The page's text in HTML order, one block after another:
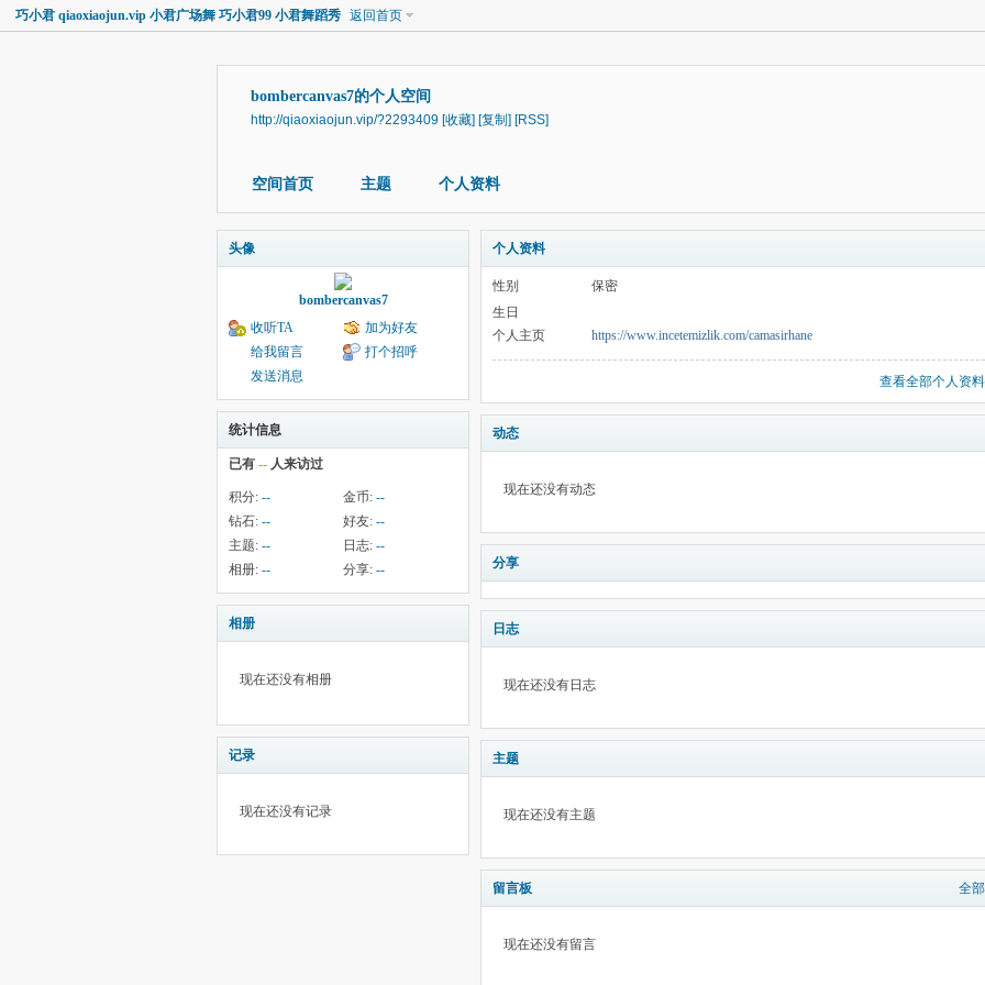
巧小君 qiaoxiaojun.vip 小君广场舞 巧小君99 小君舞蹈秀 返回首页
bombercanvas7的个人空间
http://qiaoxiaojun.vip/?2293409 [收藏] [复制] [RSS]
空间首页 主题 个人资料
头像
bombercanvas7
收听TA
加为好友
给我留言
打个招呼
发送消息
统计信息
已有 -- 人来访过
积分: -- 金币: --
钻石: -- 好友: --
主题: -- 日志: --
相册: -- 分享: --
相册
现在还没有相册
记录
现在还没有记录
个人资料
性别
保密
生日
个人主页
https://www.incetemizlik.com/camasirhane
查看全部个人资料
动态
现在还没有动态
分享
日志
现在还没有日志
主题
现在还没有主题
留言板 全部
现在还没有留言